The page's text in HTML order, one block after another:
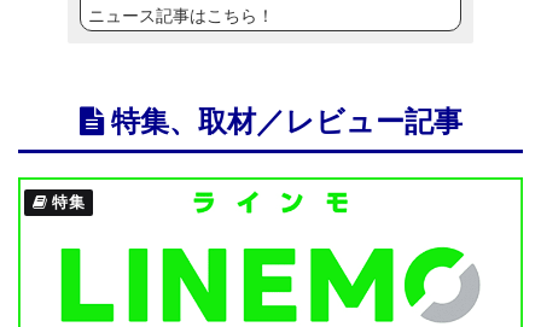
ニュース記事はこちら！
特集、取材／レビュー記事
特集